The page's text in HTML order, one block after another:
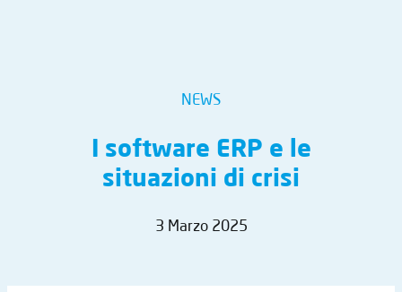
NEWS
I software ERP e le
situazioni di crisi
3 Marzo 2025